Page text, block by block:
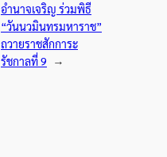
อำนาจเจริญ ร่วมพิธี
“วันนวมินทรมหาราช”
ถวายราชสักการะ
รัชกาลที่ 9
→